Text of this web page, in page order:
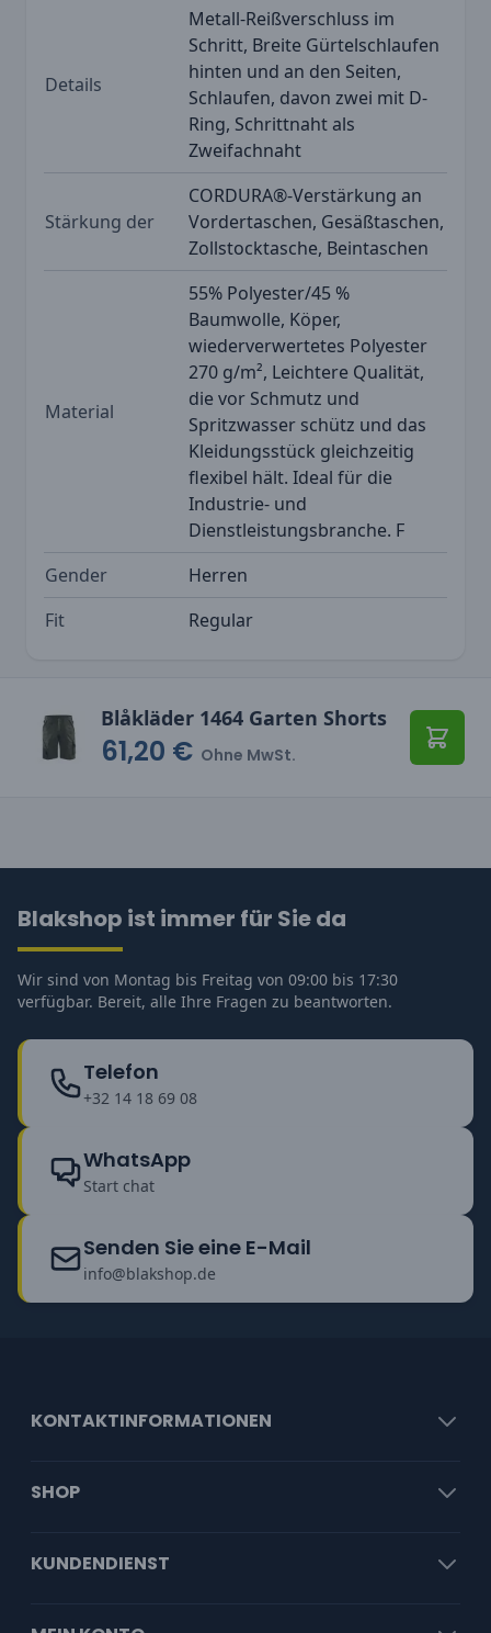
Details
Metall-Reißverschluss im
Schritt, Breite Gürtelschlaufen
hinten und an den Seiten,
Schlaufen, davon zwei mit D-
Ring, Schrittnaht als
Zweifachnaht
Stärkung der
CORDURA®-Verstärkung an
Vordertaschen, Gesäßtaschen,
Zollstocktasche, Beintaschen
Material
55% Polyester/45 %
Baumwolle, Köper,
wiederverwertetes Polyester
270 g/m², Leichtere Qualität,
die vor Schmutz und
Spritzwasser schütz und das
Kleidungsstück gleichzeitig
flexibel hält. Ideal für die
Industrie- und
Dienstleistungsbranche. F
Gender
Herren
Fit
Regular
Blåkläder 1464 Garten Shorts
61,20 € Ohne MwSt. In
Blakshop ist immer für Sie da
Wir sind von Montag bis Freitag von 09:00 bis 17:30
verfügbar. Bereit, alle Ihre Fragen zu beantworten.
Telefon
+32 14 18 69 08
WhatsApp
Start chat
Senden Sie eine E-Mail
info@blakshop.de
KONTAKTINFORMATIONEN
SHOP
KUNDENDIENST